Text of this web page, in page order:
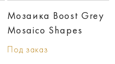
Мозаика Boost Grey
Mosaico Shapes
Под заказ